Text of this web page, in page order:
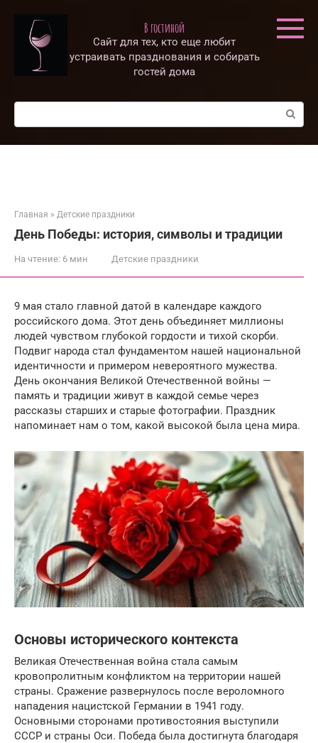
контенту
В гостиной
Сайт для тех, кто еще любит
устраивать празднования и собирать
гостей дома
Поиск:
Главная » Детские праздники
День Победы: история, символы и традиции
На чтение: 6 мин Детские праздники
9 мая стало главной датой в календаре каждого
российского дома. Этот день объединяет миллионы
людей чувством глубокой гордости и тихой скорби.
Подвиг народа стал фундаментом нашей национальной
идентичности и примером невероятного мужества.
День окончания Великой Отечественной войны —
память и традиции живут в каждой семье через
рассказы старших и старые фотографии. Праздник
напоминает нам о том, какой высокой была цена мира.
Основы исторического контекста
Великая Отечественная война стала самым
кровопролитным конфликтом на территории нашей
страны. Сражение развернулось после вероломного
нападения нацистской Германии в 1941 году.
Основными сторонами противостояния выступили
СССР и страны Оси. Победа была достигнута благодаря